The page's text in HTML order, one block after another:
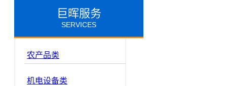
巨晖服务
SERVICES
农产品类
机电设备类